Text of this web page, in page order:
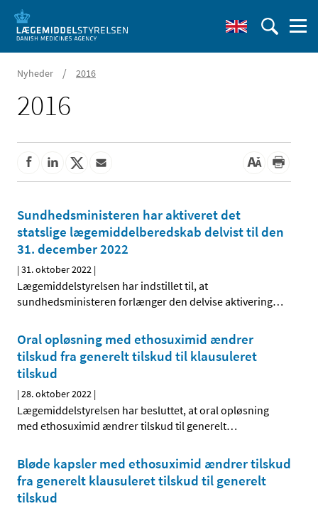
Nyheder / 2016
2016
Sundhedsministeren har aktiveret det
statslige lægemiddelberedskab delvist til den
31. december 2022
|31. oktober 2022 |
Lægemiddelstyrelsen har indstillet til, at
sundhedsministeren forlænger den delvise aktivering…
Oral opløsning med ethosuximid ændrer
tilskud fra generelt tilskud til klausuleret
tilskud
|28. oktober 2022 |
Lægemiddelstyrelsen har besluttet, at oral opløsning
med ethosuximid ændrer tilskud til generelt…
Bløde kapsler med ethosuximid ændrer tilskud
fra generelt klausuleret tilskud til generelt
tilskud